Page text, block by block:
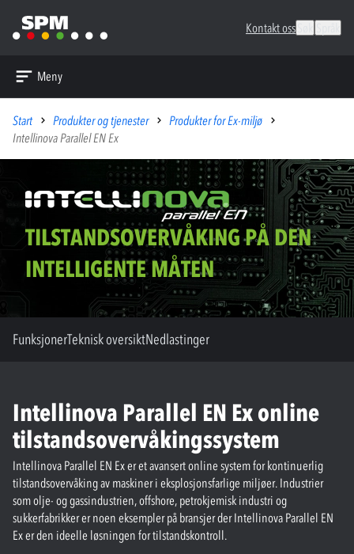
Kontakt oss
Meny
Start Produkter og tjenester
Produkter for Ex-miljø
Intellinova Parallel EN Ex
TILSTANDSOVERVÅKING PÅ DEN
INTELLIGENTE MÅTEN
FunksjonerTeknisk oversiktNedlastinger
Intellinova Parallel EN Ex online
tilstandsovervåkingssystem
Intellinova Parallel EN Ex er et avansert online system for kontinuerlig
tilstandsovervåking av maskiner i eksplosjonsfarlige miljøer. Industrier
som olje- og gassindustrien, offshore, petrokjemisk industri og
sukkerfabrikker er noen eksempler på bransjer der Intellinova Parallel EN
Ex er den ideelle løsningen for tilstandskontroll.